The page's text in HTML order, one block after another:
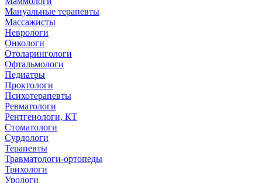
Мануальные терапевты
Массажисты
Неврологи
Онкологи
Отоларингологи
Офтальмологи
Педиатры
Проктологи
Психотерапевты
Ревматологи
Рентгенологи, КТ
Стоматологи
Сурдологи
Терапевты
Травматологи-ортопеды
Трихологи
Урологи